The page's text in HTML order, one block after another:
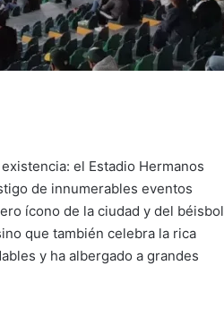
el Estadio Hermanos
de innumerables eventos
ícono de la ciudad y del béisbol
que también celebra la rica
y ha albergado a grandes